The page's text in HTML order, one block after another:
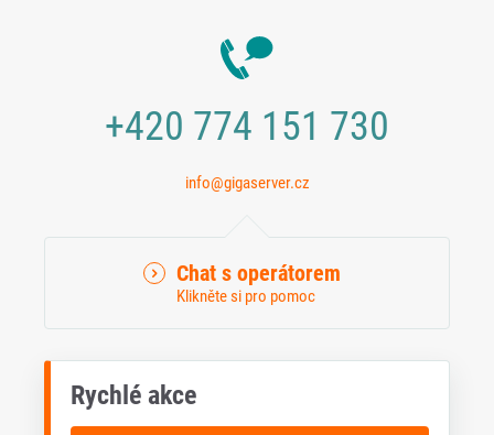
+420 774 151 730
info@gigaserver.cz
Chat s operátorem
Klikněte si pro pomoc
Rychlé akce